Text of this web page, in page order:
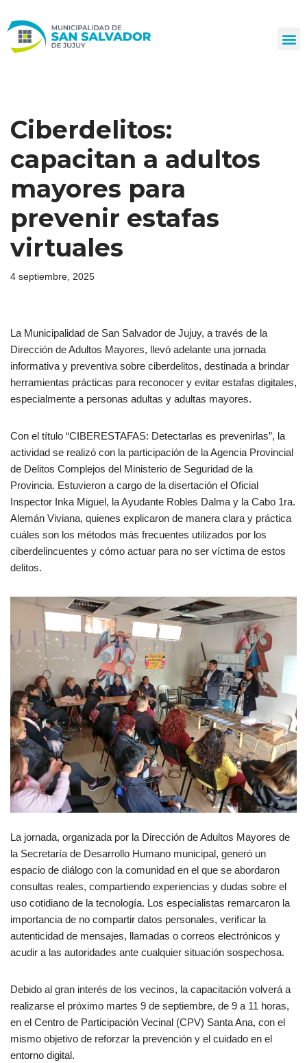
al
Ciberdelitos:
capacitan a adultos
mayores para
prevenir estafas
virtuales
4 septiembre, 2025
La Municipalidad de San Salvador de Jujuy, a través de la
Dirección de Adultos Mayores, llevó adelante una jornada
informativa y preventiva sobre ciberdelitos, destinada a brindar
herramientas prácticas para reconocer y evitar estafas digitales,
especialmente a personas adultas y adultas mayores.
Con el título “CIBERESTAFAS: Detectarlas es prevenirlas”, la
actividad se realizó con la participación de la Agencia Provincial
de Delitos Complejos del Ministerio de Seguridad de la
Provincia. Estuvieron a cargo de la disertación el Oficial
Inspector Inka Miguel, la Ayudante Robles Dalma y la Cabo 1ra.
Alemán Viviana, quienes explicaron de manera clara y práctica
cuáles son los métodos más frecuentes utilizados por los
ciberdelincuentes y cómo actuar para no ser víctima de estos
delitos.
La jornada, organizada por la Dirección de Adultos Mayores de
la Secretaría de Desarrollo Humano municipal, generó un
espacio de diálogo con la comunidad en el que se abordaron
consultas reales, compartiendo experiencias y dudas sobre el
uso cotidiano de la tecnología. Los especialistas remarcaron la
importancia de no compartir datos personales, verificar la
autenticidad de mensajes, llamadas o correos electrónicos y
acudir a las autoridades ante cualquier situación sospechosa.
Debido al gran interés de los vecinos, la capacitación volverá a
realizarse el próximo martes 9 de septiembre, de 9 a 11 horas,
en el Centro de Participación Vecinal (CPV) Santa Ana, con el
mismo objetivo de reforzar la prevención y el cuidado en el
entorno digital.